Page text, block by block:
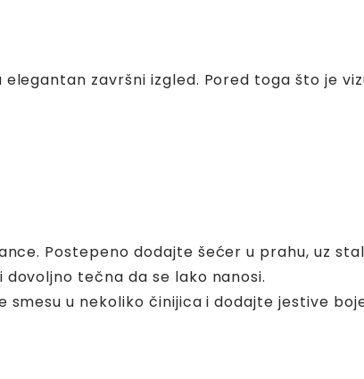
završni izgled. Pored toga što je
Postepeno dodajte šećer u prahu, uz
tečna da se lako nanosi.
smesu u nekoliko činijica i dodajte jestive